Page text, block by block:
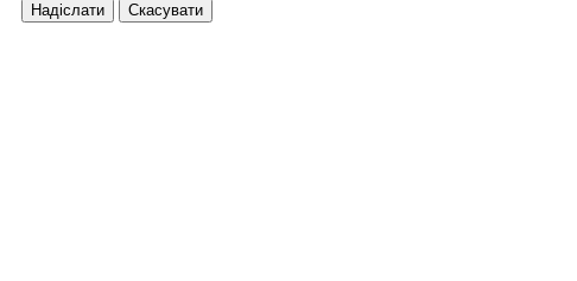
Надіслати Скасувати